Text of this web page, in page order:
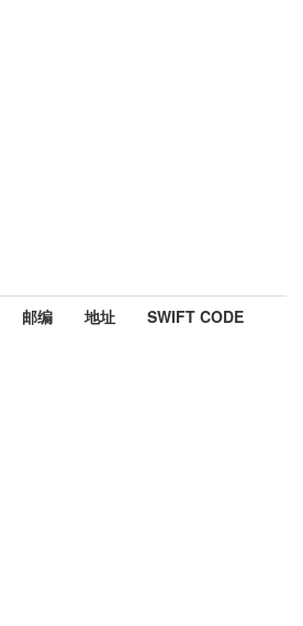
邮编 地址 SWIFT CODE